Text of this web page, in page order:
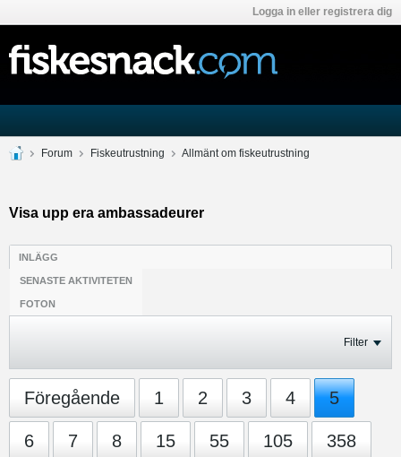
Logga in eller registrera dig
Forum Fiskeutrustning Allmänt om fiskeutrustning
Visa upp era ambassadeurer
INLÄGG
SENASTE AKTIVITETEN
FOTON
Filter
Föregående 1 2 3 4 5
6 7 8 15 55 105 358